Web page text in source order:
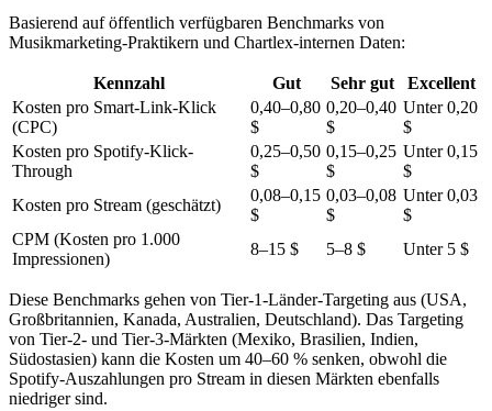
Basierend auf öffentlich verfügbaren Benchmarks von
Musikmarketing-Praktikern und Chartlex-internen Daten:
Kennzahl Gut Sehr gut
Excellent
Kosten pro Smart-Link-Klick
(CPC)
0,40–0,80
$
0,20–0,40
$
Unter 0,20
$
Kosten pro Spotify-Klick-
Through
0,25–0,50
$
0,15–0,25
$
Unter 0,15
$
Kosten pro Stream (geschätzt)
0,08–0,15
$
0,03–0,08
$
Unter 0,03
$
CPM (Kosten pro 1.000
Impressionen)
8–15 $ 5–8 $ Unter 5 $
Diese Benchmarks gehen von Tier-1-Länder-Targeting aus (USA,
Großbritannien, Kanada, Australien, Deutschland). Das Targeting
von Tier-2- und Tier-3-Märkten (Mexiko, Brasilien, Indien,
Südostasien) kann die Kosten um 40–60 % senken, obwohl die
Spotify-Auszahlungen pro Stream in diesen Märkten ebenfalls
niedriger sind.